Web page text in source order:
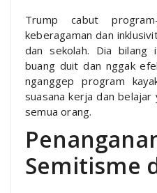
Trump cabut
keberagaman dan
dan sekolah. Dia bilang
buang duit dan nggak
nganggep program
suasana kerja dan belajar
semua orang.
Semitisme